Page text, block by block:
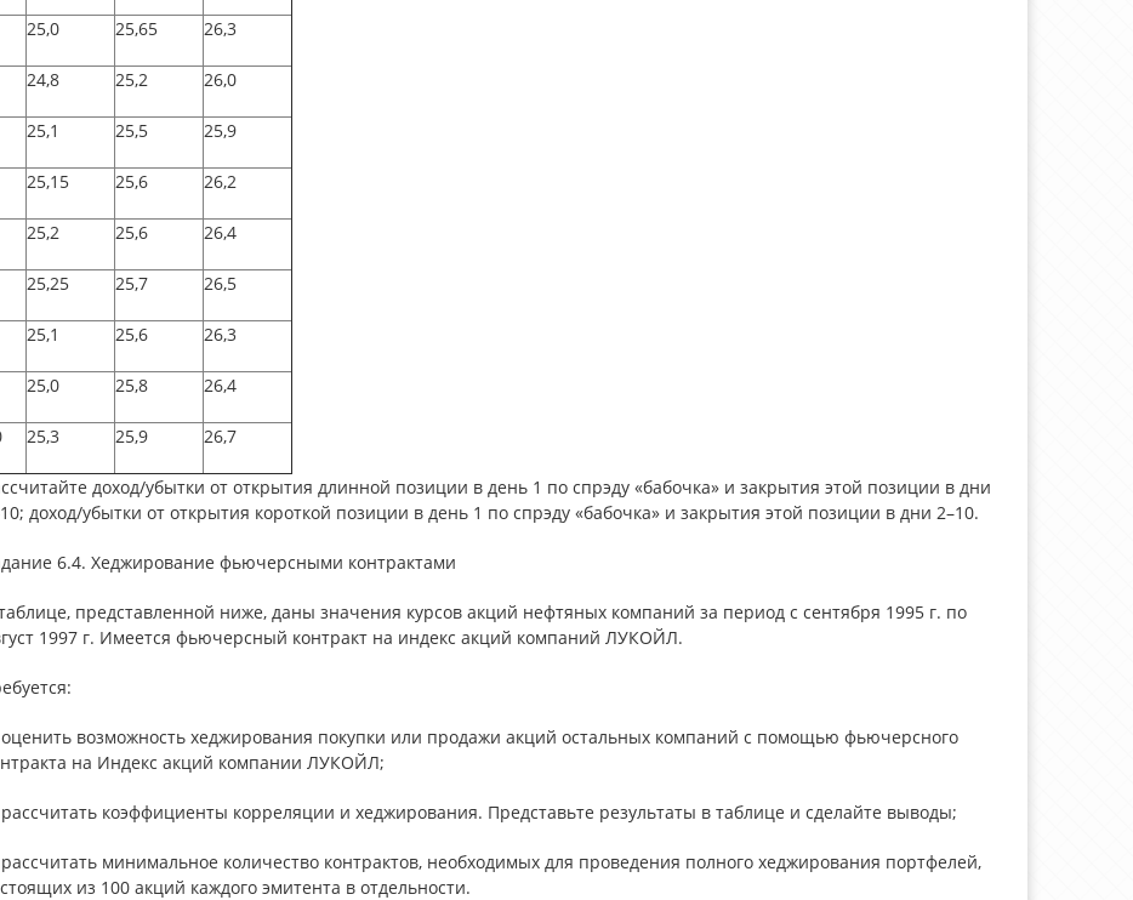
25,0 25,65 26,3
24,8 25,2 26,0
25,1 25,5 25,9
25,15 25,6 26,2
25,2 25,6 26,4
25,25 25,7 26,5
25,1 25,6 26,3
25,0 25,8 26,4
25,3 25,9 26,7
доход/убытки от открытия длинной позиции в день 1 по спрэду «бабочка» и закрытия этой позиции в дни
доход/убытки от открытия короткой позиции в день 1 по спрэду «бабочка» и закрытия этой позиции в дни 2–10.
6.4. Хеджирование фьючерсными контрактами
представленной ниже, даны значения курсов акций нефтяных компаний за период с сентября 1995 г. по
1997 г. Имеется фьючерсный контракт на индекс акций компаний ЛУКОЙЛ.
возможность хеджирования покупки или продажи акций остальных компаний с помощью фьючерсного
на Индекс акций компании ЛУКОЙЛ;
коэффициенты корреляции и хеджирования. Представьте результаты в таблице и сделайте выводы;
минимальное количество контрактов, необходимых для проведения полного хеджирования портфелей,
из 100 акций каждого эмитента в отдельности.